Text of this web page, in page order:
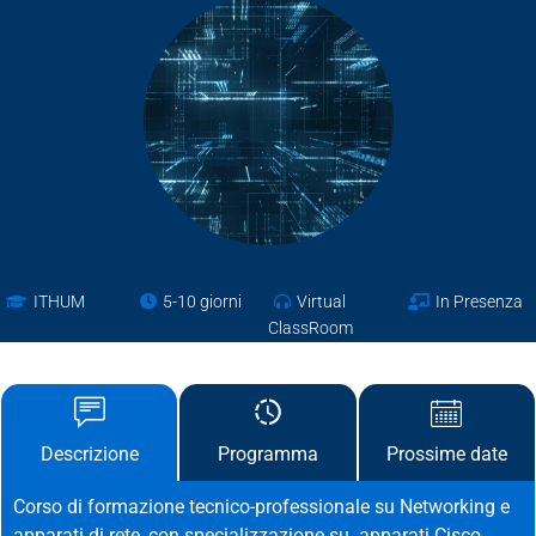
ITHUM 5-10 giorni
Virtual
ClassRoom
In Presenza
Descrizione Programma Prossime date
Corso di formazione tecnico-professionale su Networking e